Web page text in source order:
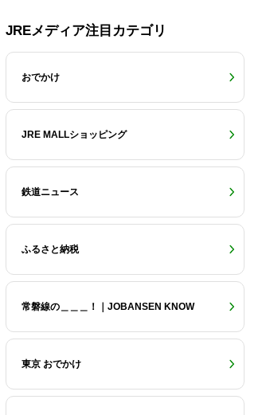
JREメディア注目カテゴリ
おでかけ
JRE MALLショッピング
鉄道ニュース
ふるさと納税
常磐線の＿＿＿！｜JOBANSEN KNOW
東京 おでかけ